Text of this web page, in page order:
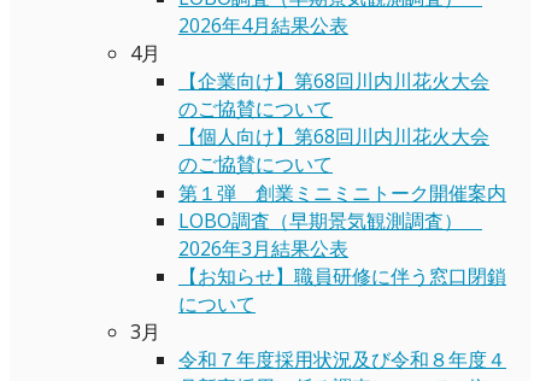
2026年4月結果公表
4月
【企業向け】第68回川内川花火大会
のご協賛について
【個人向け】第68回川内川花火大会
のご協賛について
第１弾 創業ミニミニトーク開催案内
LOBO調査（早期景気観測調査）
2026年3月結果公表
【お知らせ】職員研修に伴う窓口閉鎖
について
3月
令和７年度採用状況及び令和８年度４